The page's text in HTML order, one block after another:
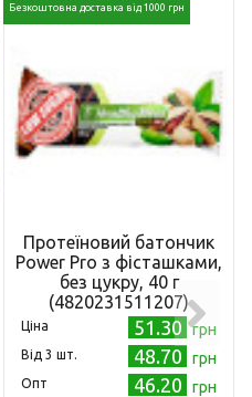
Безкоштовна доставка від 1000 грн
Протеїновий батончик
Power Pro з фісташками,
без цукру, 40 г
(4820231511207)
Ціна 51.30 грн
Від 3 шт. 48.70 грн
Опт 46.20 грн